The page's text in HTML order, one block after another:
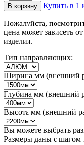
Купить в 1
Пожалуйста,
цена может зависеть
изделия.
Тип направляющих:
Ширина мм (внешний
Глубина мм (внешний
Высота мм (внешний
Вы можете выбрать
Размеры даны с шагом